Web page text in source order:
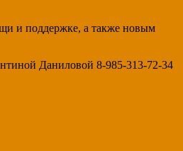
и поддержке, а также новым
Даниловой 8-985-313-72-34